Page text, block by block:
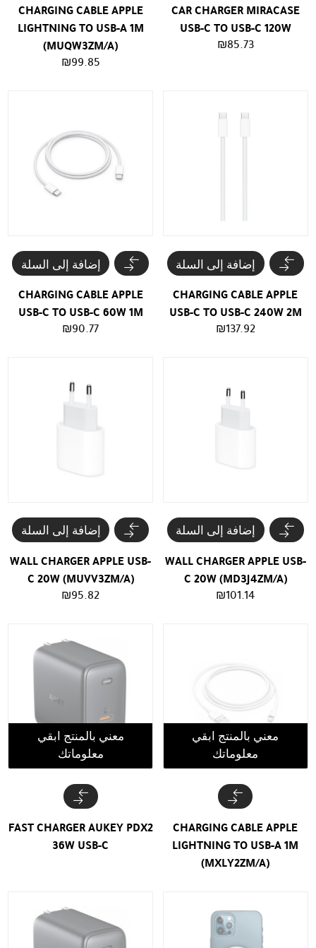
CAR CHARGER MIRACASE
USB-C TO USB-C 120W
₪85.73
CHARGING CABLE APPLE
LIGHTNING TO USB-A 1M
(MUQW3ZM/A)
₪99.85
CHARGING CABLE APPLE
USB-C TO USB-C 240W 2M
₪137.92
إضافة إلى السلة
CHARGING CABLE APPLE
USB-C TO USB-C 60W 1M
₪90.77
إضافة إلى السلة
WALL CHARGER APPLE USB-
C 20W (MD3J4ZM/A)
₪101.14
إضافة إلى السلة
WALL CHARGER APPLE USB-
C 20W (MUVV3ZM/A)
₪95.82
إضافة إلى السلة
معني بالمنتج ابقي
معلوماتك
CHARGING CABLE APPLE
LIGHTNING TO USB-A 1M
(MXLY2ZM/A)
معني بالمنتج ابقي
معلوماتك
FAST CHARGER AUKEY PDX2
36W USB-C